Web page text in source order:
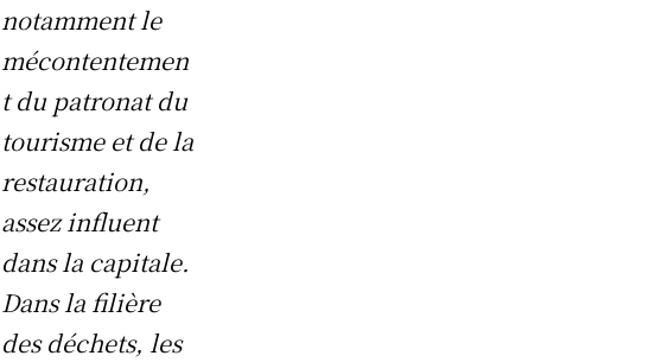
notamment le
mécontentemen
t du patronat du
tourisme et de la
restauration,
assez influent
dans la capitale.
Dans la filière
des déchets, les